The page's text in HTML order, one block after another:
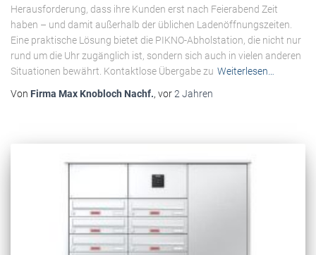
Herausforderung, dass ihre Kunden erst nach Feierabend Zeit
haben – und damit außerhalb der üblichen Ladenöffnungszeiten.
Eine praktische Lösung bietet die PIKNO-Abholstation, die nicht nur
rund um die Uhr zugänglich ist, sondern sich auch in vielen anderen
Situationen bewährt. Kontaktlose Übergabe zu Weiterlesen…
Von Firma Max Knobloch Nachf., vor2 Jahren